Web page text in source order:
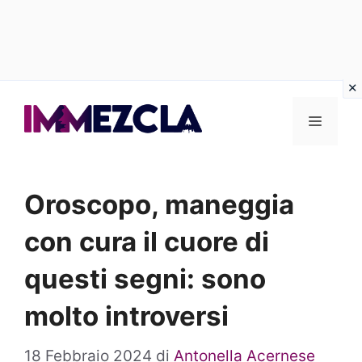
Menu
Oroscopo, maneggia
con cura il cuore di
questi segni: sono
molto introversi
18 Febbraio 2024 di Antonella Acernese